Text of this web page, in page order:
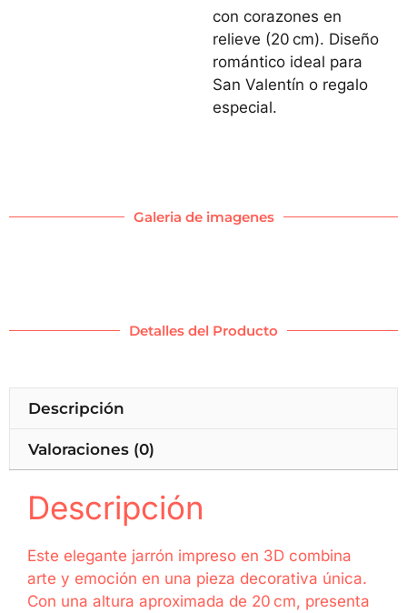
con corazones en
relieve (20 cm). Diseño
romántico ideal para
San Valentín o regalo
especial.
Galeria de imagenes
Detalles del Producto
Descripción
Valoraciones (0)
Descripción
Este elegante jarrón impreso en 3D combina
arte y emoción en una pieza decorativa única.
Con una altura aproximada de 20 cm, presenta